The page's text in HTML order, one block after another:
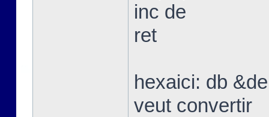
inc de
ret
hexaici: db
veut convertir